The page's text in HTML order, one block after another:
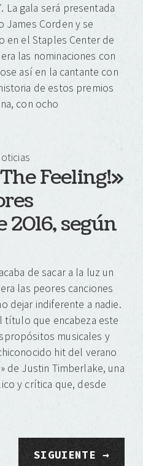
La gala será presentada
James Corden y se
en el Staples Center de
las nominaciones con
así en la cantante con
de estos premios
con ocho
Feeling!»
2016, según
de sacar a la luz un
las peores canciones
dejar indiferente a nadie.
título que encabeza este
musicales y
hit del verano
de Justin Timberlake, una
y crítica que, desde
SIGUIENTE →